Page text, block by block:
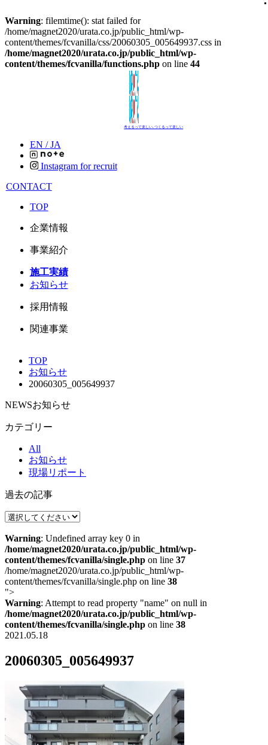
Warning: filemtime(): stat failed for
/home/magnet2020/urata.co.jp/public_html/wp-
content/themes/fcvanilla/css/20060305_005649937.css in
/home/magnet2020/urata.co.jp/public_html/wp-
content/themes/fcvanilla/functions.php on line 44
考えるって楽しい､つくるって楽しい
EN /JA
Instagram for recruit
CONTACT
TOP
企業情報
事業紹介
施工実績
お知らせ
採用情報
関連事業
TOP
お知らせ
20060305_005649937
NEWSお知らせ
カテゴリー
All
お知らせ
現場リポート
過去の記事
Warning: Undefined array key 0 in
/home/magnet2020/urata.co.jp/public_html/wp-
content/themes/fcvanilla/single.php on line 37
/home/magnet2020/urata.co.jp/public_html/wp-
content/themes/fcvanilla/single.php on line 38
">
Warning: Attempt to read property "name" on null in
/home/magnet2020/urata.co.jp/public_html/wp-
content/themes/fcvanilla/single.php on line 38
2021.05.18
20060305_005649937